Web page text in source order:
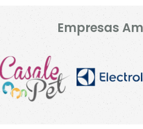
Empresas